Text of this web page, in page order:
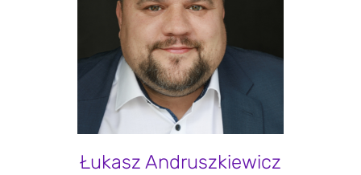
Łukasz Andruszkiewicz